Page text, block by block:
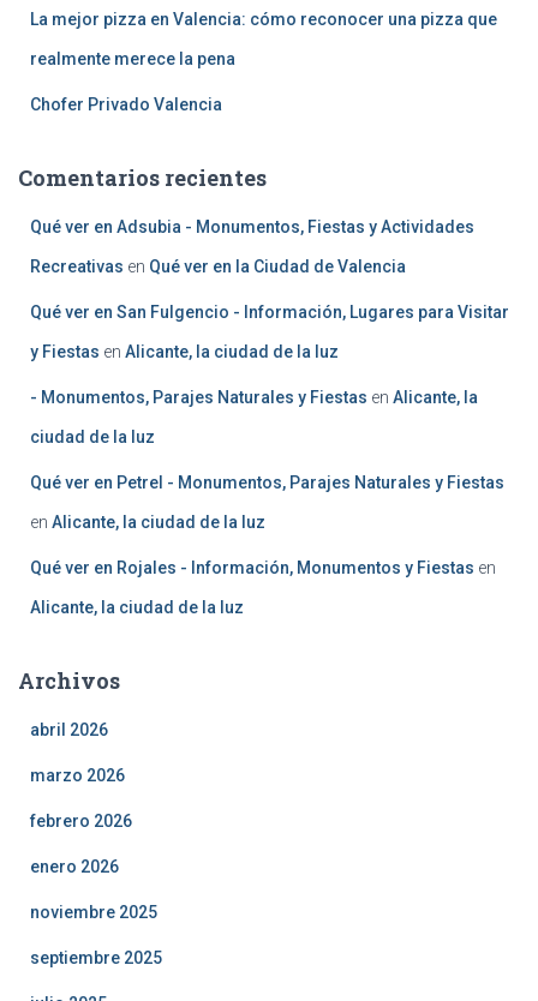
La mejor pizza en Valencia: cómo reconocer una pizza que
realmente merece la pena
Chofer Privado Valencia
Comentarios recientes
Qué ver en Adsubia - Monumentos, Fiestas y Actividades
Recreativas en Qué ver en la Ciudad de Valencia
Qué ver en San Fulgencio - Información, Lugares para Visitar
y Fiestas en Alicante, la ciudad de la luz
- Monumentos, Parajes Naturales y Fiestas en Alicante, la
ciudad de la luz
Qué ver en Petrel - Monumentos, Parajes Naturales y Fiestas
en Alicante, la ciudad de la luz
Qué ver en Rojales - Información, Monumentos y Fiestas en
Alicante, la ciudad de la luz
Archivos
abril 2026
marzo 2026
febrero 2026
enero 2026
noviembre 2025
septiembre 2025